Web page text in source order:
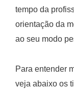
tempo da
orientação da
ao seu modo
Para entender
veja abaixo os